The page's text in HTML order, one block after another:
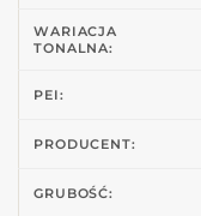
WARIACJA
TONALNA:
PEI:
PRODUCENT:
GRUBOŚĆ: